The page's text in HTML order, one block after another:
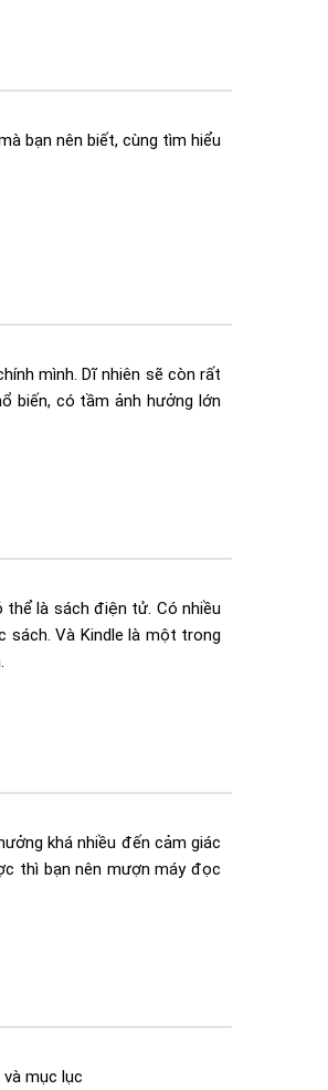
bạn nên biết, cùng tìm hiểu
mình. Dĩ nhiên sẽ còn rất
biến, có tầm ảnh hưởng lớn
là sách điện tử. Có nhiều
sách. Và Kindle là một trong
khá nhiều đến cảm giác
thì bạn nên mượn máy đọc
mục lục